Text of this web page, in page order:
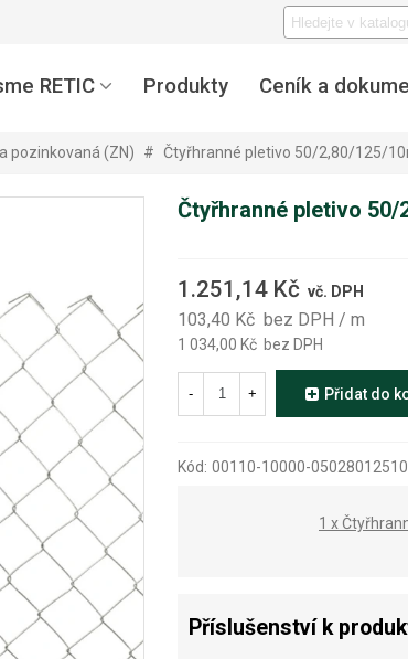
RETIC Produkty Ceník a
pozinkovaná (ZN) # Čtyřhranné pletivo 50/2,80/125/
Čtyřhranné pletivo 50/
1.251,14 Kč vč. DPH
103,40 Kč bez DPH / m
1 034,00 Kč bez DPH
- + Přidat do
Kód: 00110-10000-05028012510
1 x
Příslušenství k